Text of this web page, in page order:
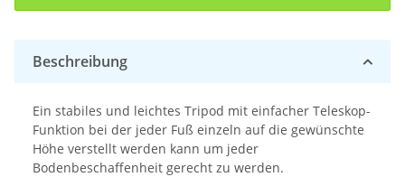
Beschreibung
Ein stabiles und leichtes Tripod mit einfacher Teleskop-
Funktion bei der jeder Fuß einzeln auf die gewünschte
Höhe verstellt werden kann um jeder
Bodenbeschaffenheit gerecht zu werden.